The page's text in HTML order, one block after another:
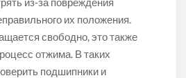
их положения.
свободно, это также
отжима. В таких
подшипники и